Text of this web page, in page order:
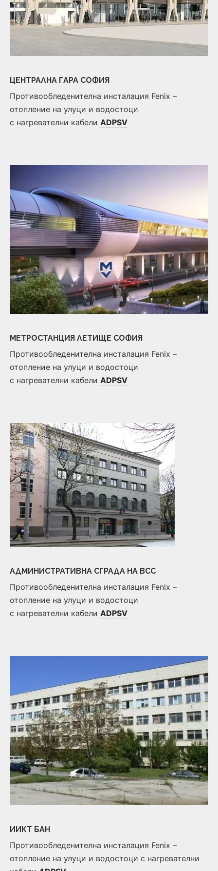
ЦЕНТРАЛНА ГАРА СОФИЯ
Противообледенителна инсталация Fenix –
отопление на улуци и водостоци
с нагревателни кабели ADPSV
МЕТРОСТАНЦИЯ ЛЕТИЩЕ СОФИЯ
Противообледенителна инсталация Fenix –
отопление на улуци и водостоци
с нагревателни кабели ADPSV
АДМИНИСТРАТИВНА СГРАДА НА ВСС
Противообледенителна инсталация Fenix –
отопление на улуци и водостоци
с нагревателни кабели ADPSV
ИИКТ БАН
Противообледенителна инсталация Fenix –
отопление на улуци и водостоци с нагревателни